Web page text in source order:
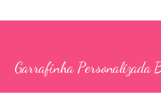
Garrafinha Personalizada